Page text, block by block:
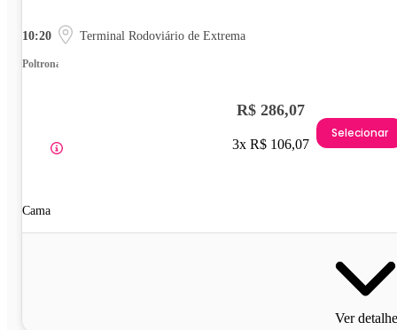
10:20 Terminal Rodoviário de Extrema
Poltrona
Cama
R$ 286,07
3x R$ 106,07
Selecionar
Ver